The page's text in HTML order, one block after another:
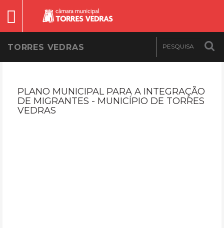
TORRES VEDRAS
PLANO MUNICIPAL PARA A INTEGRAÇÃO
DE MIGRANTES - MUNICÍPIO DE TORRES
VEDRAS